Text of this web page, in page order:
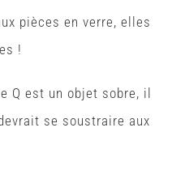
pièces en verre, elles
!
Q est un objet sobre, il
se soustraire aux